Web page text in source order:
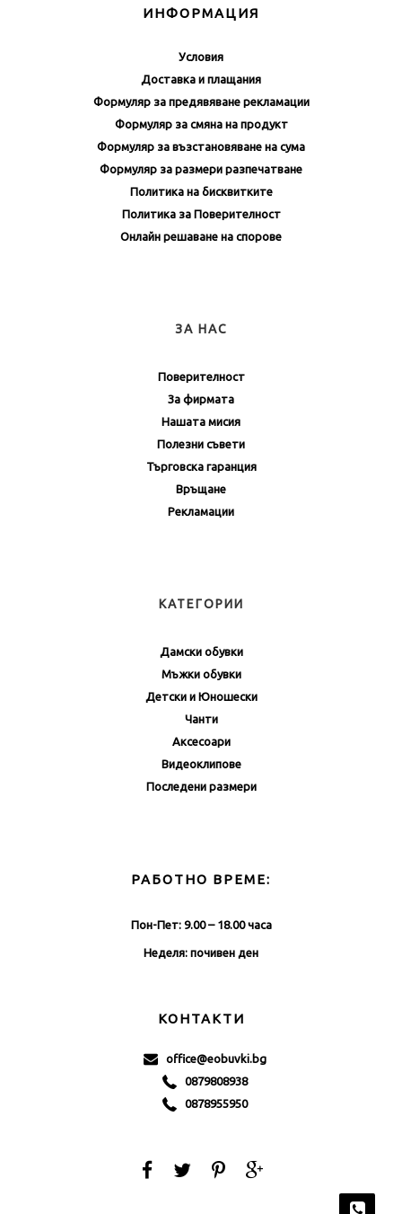
ИНФОРМАЦИЯ
Условия
Доставка и плащания
Формуляр за предявяване рекламации
Формуляр за смяна на продукт
Формуляр за възстановяване на сума
Формуляр за размери разпечатване
Политика на бисквитките
Политика за Поверителност
Онлайн решаване на спорове
ЗА НАС
Поверителност
За фирмата
Нашата мисия
Полезни съвети
Търговска гаранция
Връщане
Рекламации
КАТЕГОРИИ
Дамски обувки
Мъжки обувки
Детски и Юношески
Чанти
Аксесоари
Видеоклипове
Последени размери
РАБОТНО ВРЕМЕ:
Пон-Пет: 9.00 – 18.00 часа
Неделя: почивен ден
КОНТАКТИ
office@eobuvki.bg
0879808938
0878955950